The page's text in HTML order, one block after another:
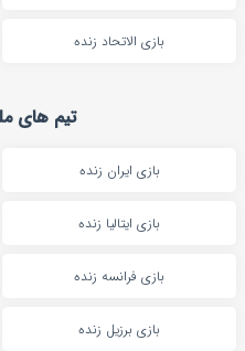
بازی الاتحاد زنده
تیم های
بازی ایران زنده
بازی ایتالیا زنده
بازی فرانسه زنده
بازی برزیل زنده